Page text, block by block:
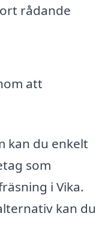
rådande
att
kan du enkelt
som
i Vika.
kan du